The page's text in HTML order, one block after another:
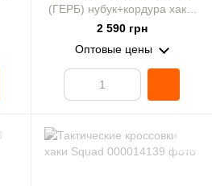
(ГЕРБ) нубук+кордура хаки,
40
2 590 грн
Оптовые цены